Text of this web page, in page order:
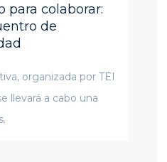
para colaborar:
de
organizada por TEI
llevará a cabo una